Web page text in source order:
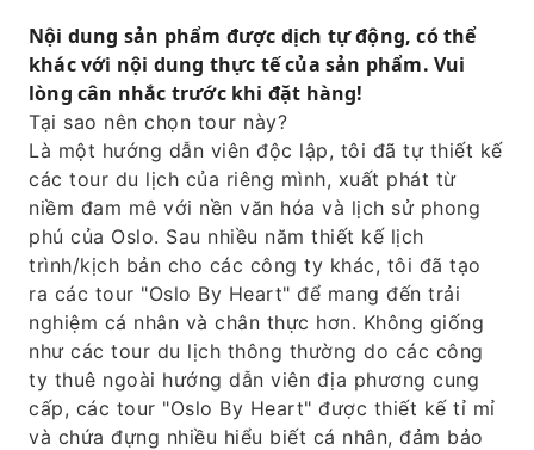
điện Hoàng gia và Tòa nhà Quốc hội.
Nhận những lời khuyên hữu ích về Bảo tàng
Quốc gia, ẩm thực và các tour du lịch vịnh
hẹp.
Nội dung sản phẩm được dịch tự động, có thể
khác với nội dung thực tế của sản phẩm. Vui
lòng cân nhắc trước khi đặt hàng!
Tại sao nên chọn tour này?
Là một hướng dẫn viên độc lập, tôi đã tự thiết kế
các tour du lịch của riêng mình, xuất phát từ
niềm đam mê với nền văn hóa và lịch sử phong
phú của Oslo. Sau nhiều năm thiết kế lịch
trình/kịch bản cho các công ty khác, tôi đã tạo
ra các tour "Oslo By Heart" để mang đến trải
nghiệm cá nhân và chân thực hơn. Không giống
như các tour du lịch thông thường do các công
ty thuê ngoài hướng dẫn viên địa phương cung
cấp, các tour "Oslo By Heart" được thiết kế tỉ mỉ
và chứa đựng nhiều hiểu biết cá nhân, đảm bảo